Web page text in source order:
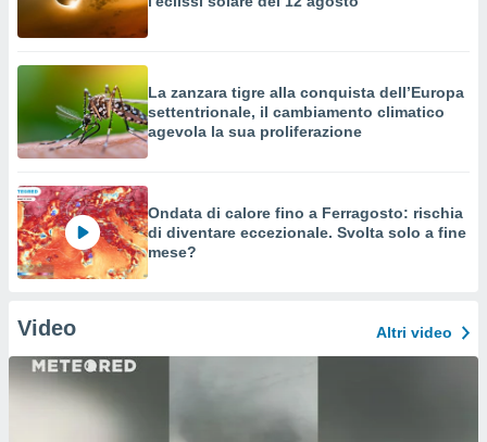
La zanzara tigre alla conquista dell’Europa
settentrionale, il cambiamento climatico
agevola la sua proliferazione
Ondata di calore fino a Ferragosto: rischia
di diventare eccezionale. Svolta solo a fine
mese?
Video Altri video